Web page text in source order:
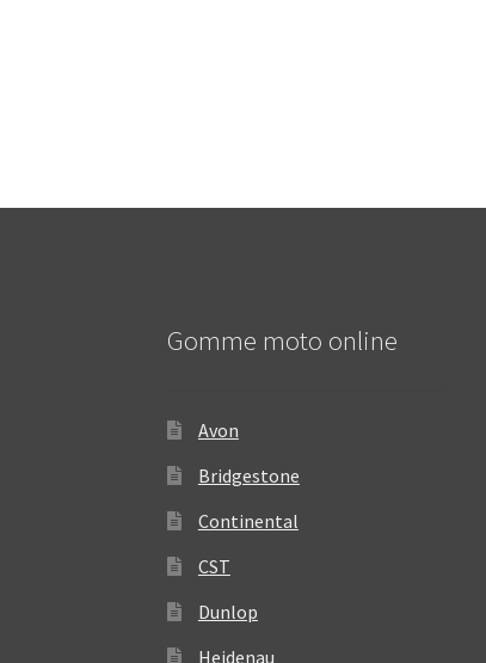
Gomme moto online
Avon
Bridgestone
Continental
CST
Dunlop
Heidenau